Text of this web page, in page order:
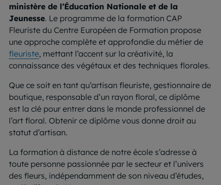
ministère de l’Éducation Nationale et de la
Jeunesse. Le programme de la formation CAP
Fleuriste du Centre Européen de Formation propose
une approche complète et approfondie du métier de
fleuriste, mettant l’accent sur la créativité, la
connaissance des végétaux et des techniques florales.
Que ce soit en tant qu’artisan fleuriste, gestionnaire de
boutique, responsable d’un rayon floral, ce diplôme
est la clé pour entrer dans le monde professionnel de
l’art floral. Obtenir ce diplôme vous donne droit au
statut d’artisan.
La formation à distance de notre école s’adresse à
toute personne passionnée par le secteur et l’univers
des fleurs, indépendamment de son niveau d’études,